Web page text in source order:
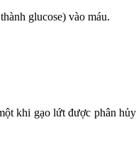
glucose) vào máu.
khi gạo lứt được phân hủy